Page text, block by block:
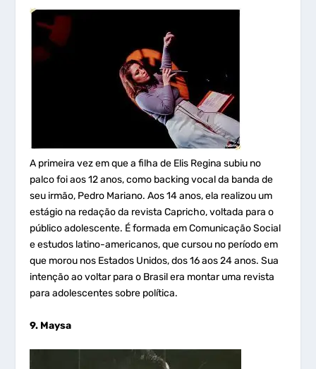
A primeira vez em que a filha de Elis Regina subiu no
palco foi aos 12 anos, como backing vocal da banda de
seu irmão, Pedro Mariano. Aos 14 anos, ela realizou um
estágio na redação da revista Capricho, voltada para o
público adolescente. É formada em Comunicação Social
e estudos latino-americanos, que cursou no período em
que morou nos Estados Unidos, dos 16 aos 24 anos. Sua
intenção ao voltar para o Brasil era montar uma revista
para adolescentes sobre política.
9. Maysa